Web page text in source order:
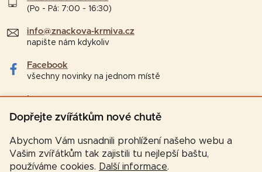
Dopřejte zvířátkům nové chutě
Abychom Vám usnadnili prohlížení našeho webu a
Vašim zvířátkům tak zajistili tu nejlepší baštu,
používáme cookies. Další informace.
(Po - Pá: 7:00 - 16:30)
info@znackova-krmiva.cz
napište nám kdykoliv
Facebook
všechny novinky na jednom místě
Instagram
tipy a zajímavosti pro chovatele